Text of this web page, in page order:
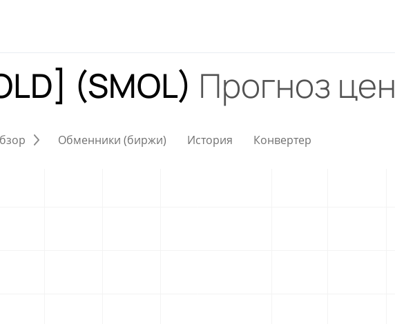
(SMOL) Прогноз цен
Обменники (биржи) История Конвертер